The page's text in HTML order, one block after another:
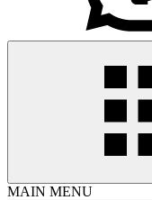
MAIN MENU